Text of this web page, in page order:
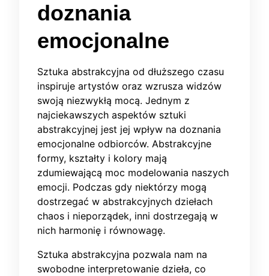
doznania
emocjonalne
Sztuka abstrakcyjna od dłuższego czasu
inspiruje artystów oraz wzrusza widzów
swoją niezwykłą mocą. Jednym z
najciekawszych aspektów sztuki
abstrakcyjnej jest jej wpływ na doznania
emocjonalne odbiorców. Abstrakcyjne
formy, kształty i kolory mają
zdumiewającą moc modelowania naszych
emocji. Podczas gdy niektórzy mogą
dostrzegać w abstrakcyjnych dziełach
chaos i nieporządek, inni dostrzegają w
nich harmonię i równowagę.
Sztuka abstrakcyjna pozwala nam na
swobodne interpretowanie dzieła, co